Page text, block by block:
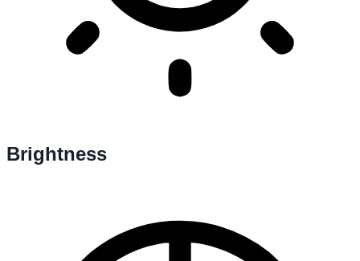
Brightness